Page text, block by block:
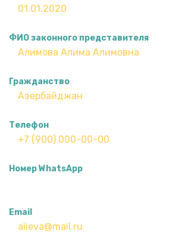
ФИО законного представителя
Гражданство
Телефон
Номер WhatsApp
Email